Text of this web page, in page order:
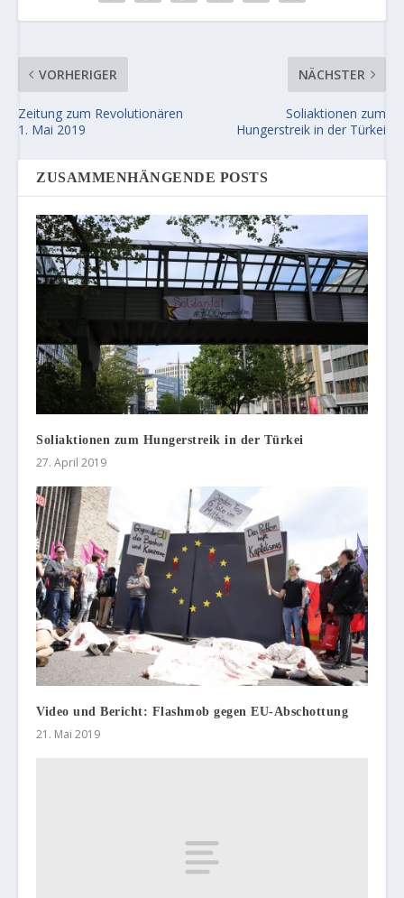
VORHERIGER
Zeitung zum Revolutionären
1. Mai 2019
NÄCHSTER
Soliaktionen zum
Hungerstreik in der Türkei
ZUSAMMENHÄNGENDE POSTS
Soliaktionen zum Hungerstreik in der Türkei
27. April 2019
Video und Bericht: Flashmob gegen EU-Abschottung
21. Mai 2019